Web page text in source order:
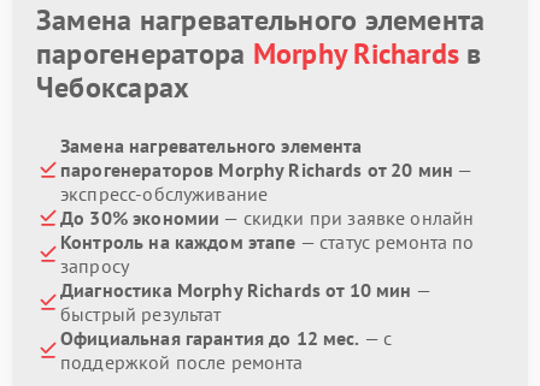
Замена нагревательного элемента
парогенератора Morphy Richards в
Чебоксарах
Замена нагревательного элемента
парогенераторов Morphy Richards от 20 мин —
экспресс-обслуживание
До 30% экономии — скидки при заявке онлайн
Контроль на каждом этапе — статус ремонта по
запросу
Диагностика Morphy Richards от 10 мин —
быстрый результат
Официальная гарантия до 12 мес. — с
поддержкой после ремонта